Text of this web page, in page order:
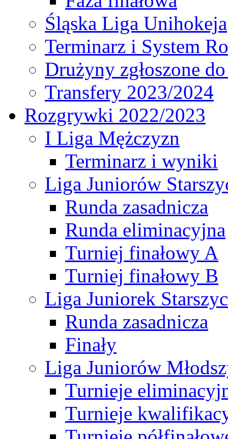
Śląska Liga Unihokeja
Terminarz i System
Drużyny zgłoszone
Transfery 2023/2024
Rozgrywki 2022/2023
I Liga Mężczyzn
Terminarz i wyniki
Liga Juniorów
Runda zasadnicza
Runda eliminacyjna
Turniej finałowy A
Turniej finałowy B
Liga Juniorek
Runda zasadnicza
Finały
Liga Juniorów
Turnieje
Turnieje